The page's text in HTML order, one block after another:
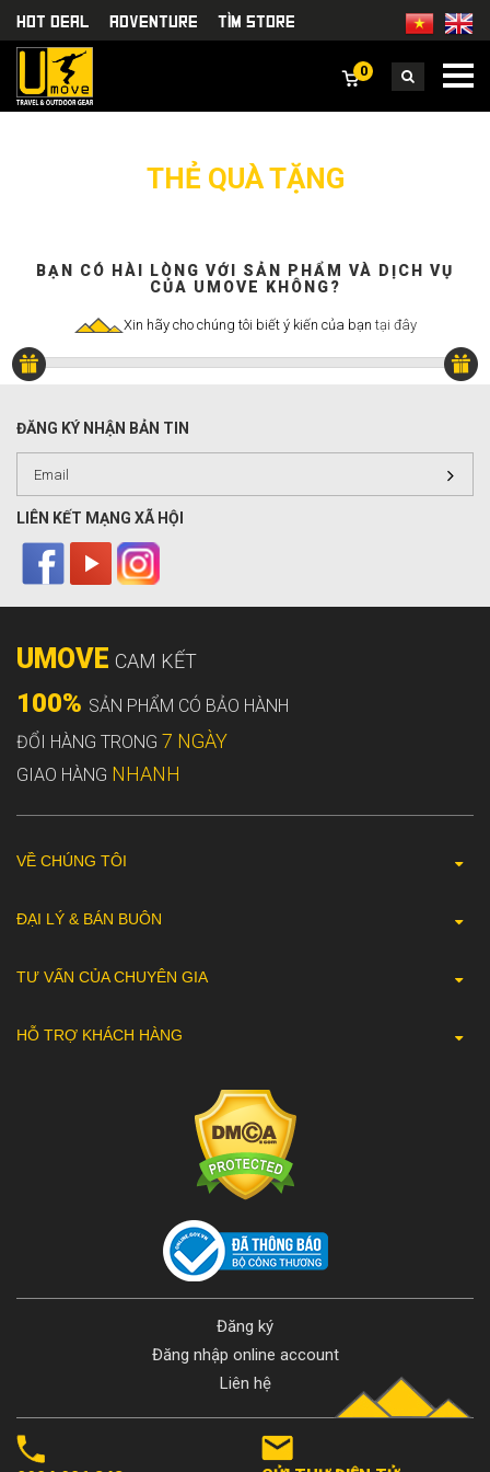
HOT DEAL Adventure TÌm Store
0
THẺ QUÀ TẶNG
BẠN CÓ HÀI LÒNG VỚI SẢN PHẨM VÀ DỊCH VỤ
CỦA UMOVE KHÔNG?
Xin hãy cho chúng tôi biết ý kiến của bạn tại đây
ĐĂNG KÝ NHẬN BẢN TIN
LIÊN KẾT MẠNG XÃ HỘI
UMOVE CAM KẾT
100% SẢN PHẨM CÓ BẢO HÀNH
ĐỔI HÀNG TRONG 7 NGÀY
GIAO HÀNG NHANH
VỀ CHÚNG TÔI
ĐẠI LÝ & BÁN BUÔN
TƯ VẤN CỦA CHUYÊN GIA
HỖ TRỢ KHÁCH HÀNG
Đăng ký
Đăng nhập online account
Liên hệ